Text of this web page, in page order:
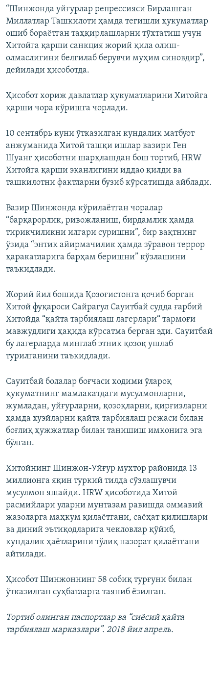
“Шинжонда уйғурлар репрессияси Бирлашган
Миллатлар Ташкилоти ҳамда тегишли ҳукуматлар
ошиб бораётган таҳқирлашларни тўхтатиш учун
Хитойга қарши санкция жорий қила олиш-
олмаслигини белгилаб берувчи муҳим синовдир”,
дейилади ҳисоботда.
Ҳисобот хориж давлатлар ҳукуматларини Хитойга
қарши чора кўришга чорлади.
10 сентябрь куни ўтказилган кундалик матбуот
анжуманида Хитой ташқи ишлар вазири Ген
Шуанг ҳисоботни шарҳлашдан бош тортиб, HRW
Хитойга қарши эканлигини иддао қилди ва
ташкилотни фактларни бузиб кўрсатишда айблади.
Вазир Шинжонда кўрилаётган чоралар
“барқарорлик, ривожланиш, бирдамлик ҳамда
тирикчиликни илгари суришни”, бир вақтнинг
ўзида “энтик айирмачилик ҳамда зўравон террор
ҳаракатларига барҳам беришни” кўзлашини
таъкидлади.
Жорий йил бошида Қозоғистонга қочиб борган
Хитой фуқароси Сайрагул Сауитбай судда ғарбий
Хитойда “қайта тарбиялаш лагерлари“ тармоғи
мавжудлиги ҳақида кўрсатма берган эди. Сауитбай
бу лагерларда минглаб этник қозоқ ушлаб
турилганини таъкидлади.
Сауитбай болалар боғчаси ходими ўлароқ
ҳукуматнинг мамлакатдаги мусулмонларни,
жумладан, уйғурларни, қозоқларни, қирғизларни
ҳамда хуэйларни қайта тарбиялаш режаси билан
боғлиқ ҳужжатлар билан танишиш имконига эга
бўлган.
Хитойнинг Шинжон-Уйғур мухтор районида 13
миллионга яқин туркий тилда сўзлашувчи
мусулмон яшайди. HRW ҳисоботида Хитой
расмийлари уларни мунтазам равишда оммавий
жазоларга маҳкум қилаётгани, саёҳат қилишлари
ва диний эътиқодларига чекловлар қўйиб,
кундалик ҳаётларини тўлиқ назорат қилаётгани
айтилади.
Ҳисобот Шинжоннинг 58 собиқ турғуни билан
ўтказилган суҳбатларга таяниб ёзилган.
Тортиб олинган паспортлар ва “сиёсий қайта
тарбиялаш марказлари”. 2018 йил апрель.